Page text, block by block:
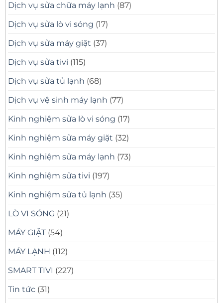
Dịch vụ sửa chữa máy lạnh (87)
Dịch vụ sửa lò vi sóng (17)
Dịch vụ sửa máy giặt (37)
Dịch vụ sửa tivi (115)
Dịch vụ sửa tủ lạnh (68)
Dịch vụ vệ sinh máy lạnh (77)
Kinh nghiệm sửa lò vi sóng (17)
Kinh nghiệm sửa máy giặt (32)
Kinh nghiệm sửa máy lạnh (73)
Kinh nghiệm sửa tivi (197)
Kinh nghiệm sửa tủ lạnh (35)
LÒ VI SÓNG (21)
MÁY GIẶT (54)
MÁY LẠNH (112)
SMART TIVI (227)
Tin tức (31)